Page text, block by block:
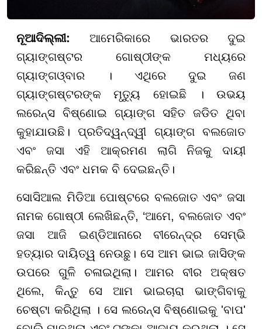
ନୂଆଦିଲ୍ଲୀ: ଆମେରିକାରେ ଭାରତର ଦୁଇ
ଗ୍ୟାଙ୍ଗଷ୍ଟର ଗୋଷ୍ଠୀଙ୍କ ମଧ୍ୟରେ
ଗ୍ୟାଙ୍ଗଓ୍ବାର । ଏଥିରେ ଦୁଇ ଜଣ
ଗ୍ୟାଙ୍ଗଷ୍ଟରଙ୍କ ମୃତ୍ୟୁ ହୋଇଛି । ଉଭୟ
ଲରେନ୍ସ ବିଷ୍ଣୋଇ ଗ୍ୟାଙ୍ଗ ସହିତ ଜଡିତ ଥିବା
କୁହାଯାଉଛି। ପ୍ରତିଦ୍ୱନ୍ଦ୍ୱୀ ଗ୍ୟାଙ୍ଗ ବଲଜୋତ
ଏବଂ ଜସା ଏହି ଆକ୍ରମଣ ଲାଗି ନିଜକୁ ଦାୟୀ
କରିଛନ୍ତି ଏବଂ ଧମକ ବି ଦେଇଛନ୍ତି।
ସୋସିଆଲ ମିଡିଆ ପୋଷ୍ଟରେ ବଲଜୋତ ଏବଂ ଜସା
ନାମକ ଗୋଷ୍ଠୀ ଲେଖିଛନ୍ତି, ‘ଆମେ, ବଲଜୋତ ଏବଂ
ଜସା ଆଜି ଇଣ୍ଡିଆନାରେ ବୀରେନ୍ଦ୍ର ସେମ୍ଭି
ହତ୍ୟାର ଦାୟିତ୍ୱ ନେଉଛୁ। ସେ ଆମ ଭାଇ ଜାସିଙ୍କ
ଉପରେ ଗୁଳି ଚଳାଇଥିଲା। ଆମର ବୀର ଅକ୍ଷତ
ଥିଲେ, କିନ୍ତୁ ସେ ଆମ ଭାଇଚାରା ଭାଙ୍ଗିବାକୁ
ଚେଷ୍ଟା କରିଥିଲା । ସେ ଲରେନ୍ସ ବିଷ୍ଣୋଇକୁ 'ବାପ'